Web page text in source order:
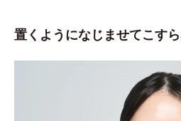
置くようになじませてこすら